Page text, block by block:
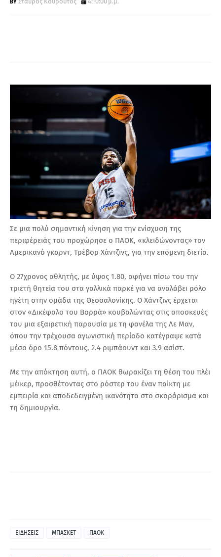
Σε μια πολύ σημαντική κίνηση για την ενίσχυση της
περιφέρειάς του προχώρησε ο ΠΑΟΚ, «κλειδώνοντας» τον
Αμερικανό γκαρντ, Τρέβορ Χάντζινς, για την επόμενη διετία.
Ο 27χρονος αθλητής, με ύψος 1.80, αφήνει πίσω του την
τριετή θητεία του στα γαλλικά παρκέ για να αναλάβει ρόλο
ηγέτη στην ομάδα της Θεσσαλονίκης. Ο Χάντζινς έρχεται
στον «Δικέφαλο του Βορρά» κουβαλώντας στις αποσκευές
του μια εξαιρετική παρουσία με τη φανέλα της Λε Μαν,
όπου την τρέχουσα αγωνιστική περίοδο κατέγραψε κατά
μέσο όρο 15.8 πόντους, 2.4 ριμπάουντ και 3.9 ασίστ.
Με την απόκτηση αυτή, ο ΠΑΟΚ θωρακίζει τη θέση του πλέι
μέικερ, προσθέτοντας στο ρόστερ του έναν παίκτη με
εμπειρία και αποδεδειγμένη ικανότητα στο σκοράρισμα και
τη δημιουργία.
ΕΙΔΗΣΕΙΣ ΜΠΑΣΚΕΤ ΠΑΟΚ